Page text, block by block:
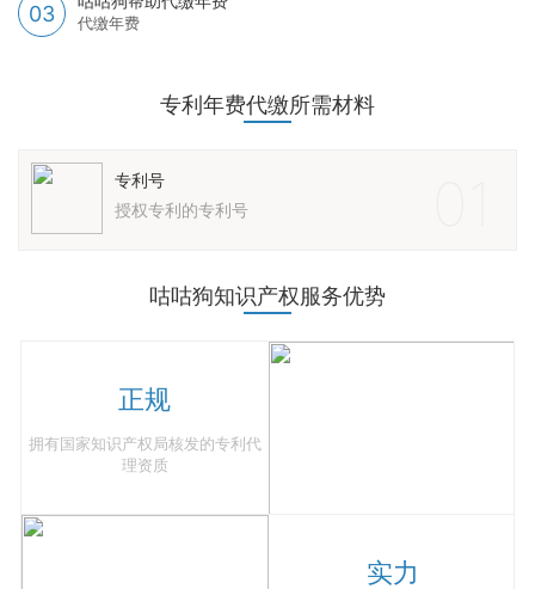
03 代缴年费
专利年费代缴所需材料
专利号
授权专利的专利号
咕咕狗知识产权服务优势
正规
拥有国家知识产权局核发的专利代
理资质
实力